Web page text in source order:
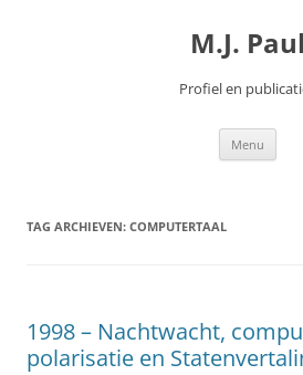
M.J. Paul
Profiel en
Menu
TAG ARCHIEVEN: COMPUTERTAAL
1998 – Nachtwacht,
polarisatie en